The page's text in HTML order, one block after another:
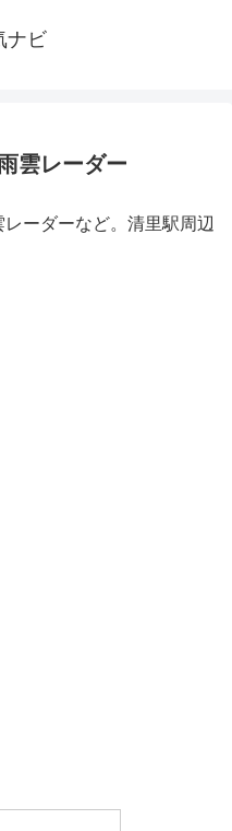
ナビ
雲レーダー
ーダーなど。清里駅周辺